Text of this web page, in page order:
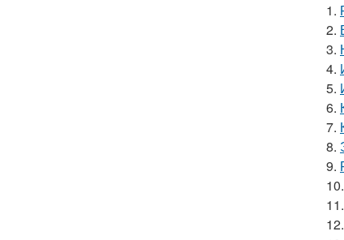
1.
2.
3.
4.
5.
6.
7.
8.
9.
10.
11.
12.